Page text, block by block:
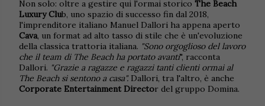
Non solo: oltre a gestire qui l'ormai storico The Beach
Luxury Club, uno spazio di successo fin dal 2018,
l'imprenditore italiano Manuel Dallori ha appena aperto
Cava, un format ad alto tasso di stile che è un'evoluzione
della classica trattoria italiana. "Sono orgoglioso del lavoro
che il team di The Beach ha portato avanti", racconta
Dallori. "Grazie a ragazze e ragazzi tanti clienti ormai al
The Beach si sentono a casa". Dallori, tra l'altro, è anche
Corporate Entertainment Director del gruppo Domina.